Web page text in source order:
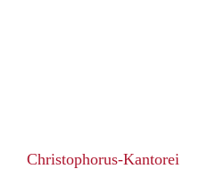
Christophorus-Kantorei